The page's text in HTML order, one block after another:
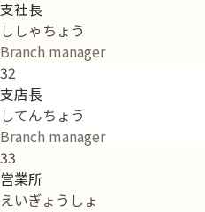
支社長
ししゃちょう
Branch manager
32
支店長
してんちょう
Branch manager
33
営業所
えいぎょうしょ